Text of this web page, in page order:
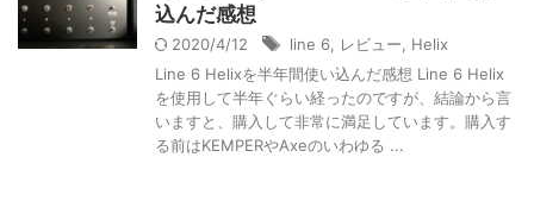
込んだ感想
2020/4/12 line 6 レビュー
Helix
Line 6 Helixを半年間使い込んだ感想 Line 6 Helix
を使用して半年ぐらい経ったのですが、結論から言
いますと、購入して非常に満足しています。購入す
る前はKEMPERやAxeのいわゆる ...